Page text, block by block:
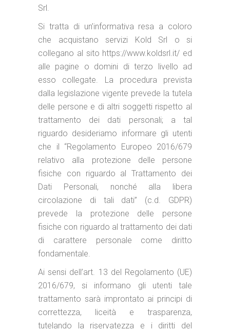
Srl.
Si tratta di un’informativa resa a coloro
che acquistano servizi Kold Srl o si
collegano al sito https://www.koldsrl.it/ ed
alle pagine o domini di terzo livello ad
esso collegate. La procedura prevista
dalla legislazione vigente prevede la tutela
delle persone e di altri soggetti rispetto al
trattamento dei dati personali; a tal
riguardo desideriamo informare gli utenti
che il “Regolamento Europeo 2016/679
relativo alla protezione delle persone
fisiche con riguardo al Trattamento dei
Dati Personali, nonché alla libera
circolazione di tali dati” (c.d. GDPR)
prevede la protezione delle persone
fisiche con riguardo al trattamento dei dati
di carattere personale come diritto
fondamentale.
Ai sensi dell’art. 13 del Regolamento (UE)
2016/679, si informano gli utenti tale
trattamento sarà improntato ai principi di
correttezza, liceità e trasparenza,
tutelando la riservatezza e i diritti del